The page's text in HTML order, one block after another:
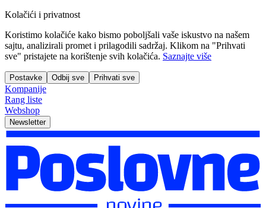
Kolačići i privatnost
Koristimo kolačiće kako bismo poboljšali vaše iskustvo na našem
sajtu, analizirali promet i prilagodili sadržaj. Klikom na "Prihvati
sve" pristajete na korištenje svih kolačića. Saznajte više
Postavke Odbij sve Prihvati sve
Kompanije
Rang liste
Webshop
Newsletter